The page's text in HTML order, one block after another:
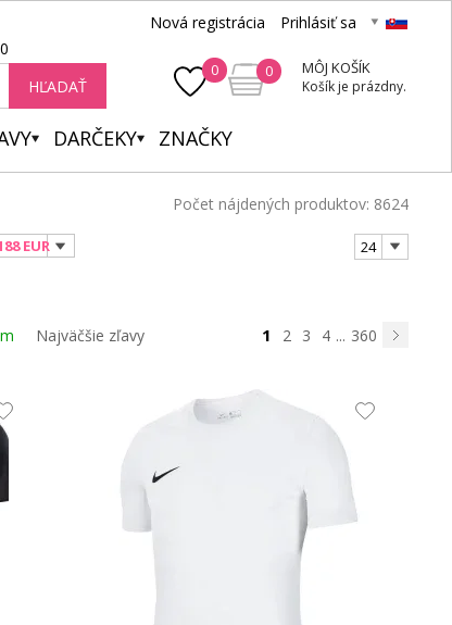
Nová registrácia Prihlásiť sa
0 0 MÔJ KOŠÍK
Košík je prázdny.
HĽADAŤ
DARČEKY ZNAČKY
Počet nájdených produktov: 8624
EUR 24
Najväčšie zľavy 1 2 3 4 ... 360